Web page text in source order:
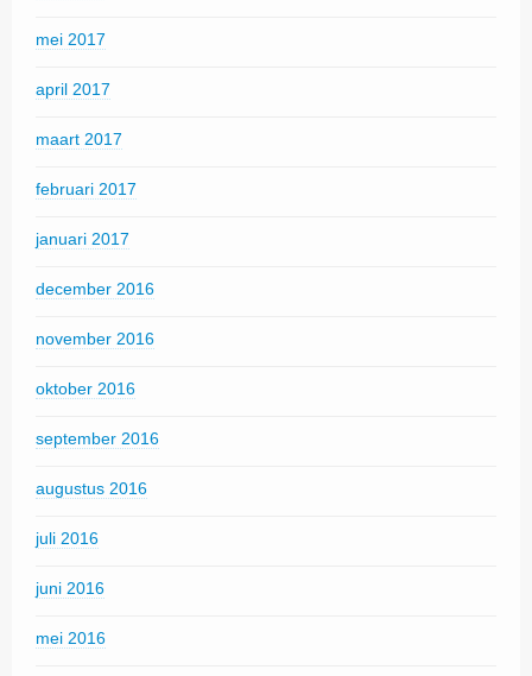
mei 2017
april 2017
maart 2017
februari 2017
januari 2017
december 2016
november 2016
oktober 2016
september 2016
augustus 2016
juli 2016
juni 2016
mei 2016